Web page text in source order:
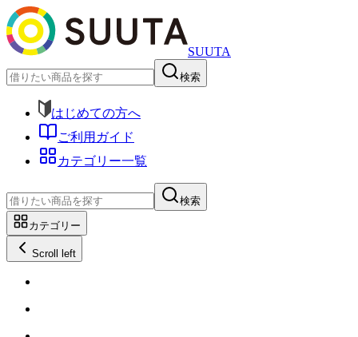
SUUTA
検索
はじめての方へ
ご利用ガイド
カテゴリー一覧
検索
カテゴリー
Scroll left